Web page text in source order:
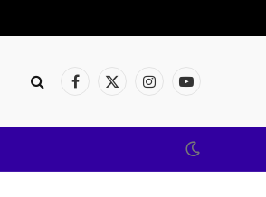
Facebook
X
InstagramYouTube